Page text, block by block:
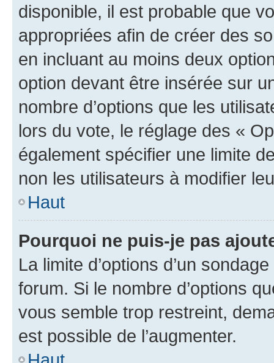
disponible, il est probable que
appropriées afin de créer des
en incluant au moins deux
option devant être insérée sur
nombre d’options que les
lors du vote, le réglage des «
également spécifier une limite
non les utilisateurs à modifier
Haut
Pourquoi ne puis-je pas
La limite d’options d’un
forum. Si le nombre d’options
vous semble trop restreint,
est possible de l’augmenter.